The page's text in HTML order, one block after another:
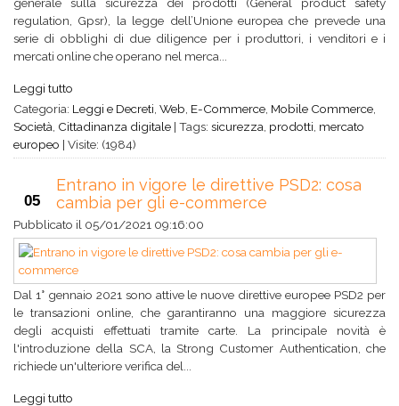
regulation, Gpsr), la legge dell’Unione europea che prevede una
serie di obblighi di due diligence per i produttori, i venditori e i
mercati online che operano nel merca...
Leggi tutto
Categoria: Leggi e Decreti Web E-Commerce Mobile Commerce
Società Cittadinanza digitale | Tags: sicurezza prodotti mercato
europeo | Visite: (1984)
05
Entrano in vigore le direttive PSD2: cosa
cambia per gli e-commerce
Pubblicato il 05/01/2021 09:16:00
Dal 1° gennaio 2021 sono attive le nuove direttive europee PSD2 per
le transazioni online, che garantiranno una maggiore sicurezza
degli acquisti effettuati tramite carte. La principale novità è
l'introduzione della SCA, la Strong Customer Authentication, che
richiede un'ulteriore verifica del...
Leggi tutto